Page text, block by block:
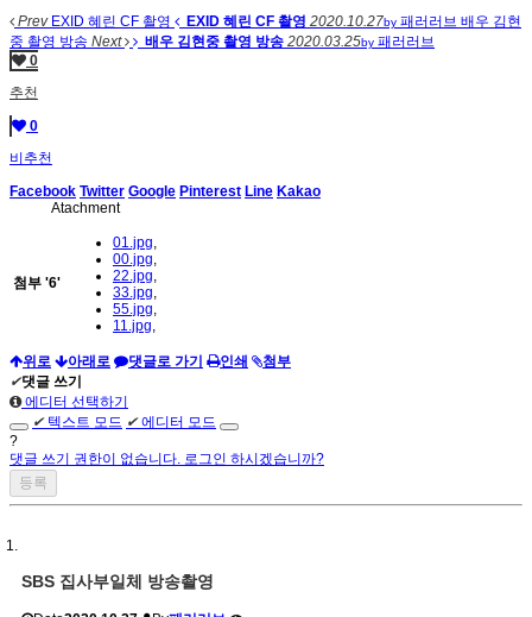
PrevEXID 혜린 CF 촬영 EXID 혜린 CF 촬영 2020.10.27by 패러러브 배우 김현
중 촬영 방송 Next 배우 김현중 촬영 방송 2020.03.25by 패러러브
0
추천
0
비추천
Facebook Twitter Google Pinterest Line Kakao
Atachment
첨부 '6'
01.jpg,
00.jpg,
22.jpg,
33.jpg,
55.jpg,
11.jpg,
위로 아래로 댓글로 가기 인쇄
첨부
✔댓글 쓰기
에디터 선택하기
✔ 텍스트 모드 ✔에디터 모드
?
댓글 쓰기 권한이 없습니다. 로그인 하시겠습니까?
SBS 집사부일체 방송촬영